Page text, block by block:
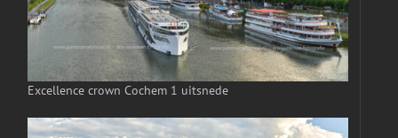
Excellence crown Cochem 1 uitsnede